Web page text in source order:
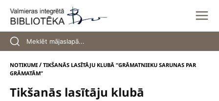
content
NOTIKUMI / TIKŠANĀS LASĪTĀJU KLUBĀ “GRĀMATNIEKU SARUNAS PAR
GRĀMATĀM”
Tikšanās lasītāju klubā